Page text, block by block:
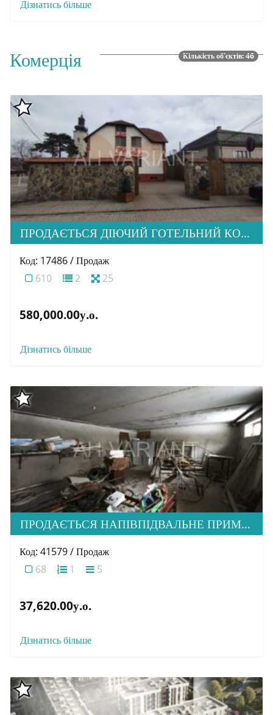
Дізнатись більше
Комерція Кількість об'єктів: 46
ПРОДАЄТЬСЯ ДІЮЧИЙ ГОТЕЛЬНИЙ КОМПЛЕКС “БАХУС”, С. СТОРОЖНИЦЯ
Код: 17486 / Продаж
610
2 25
580,000.00у.о.
Дізнатись більше
ПРОДАЄТЬСЯ НАПІВПІДВАЛЬНЕ ПРИМІЩЕННЯ ВІЛЬНОГО ПРИЗНАЧЕННЯ, ВУЛ. ЛІНТУРА
Код: 41579 / Продаж
68
1 5
37,620.00у.о.
Дізнатись більше